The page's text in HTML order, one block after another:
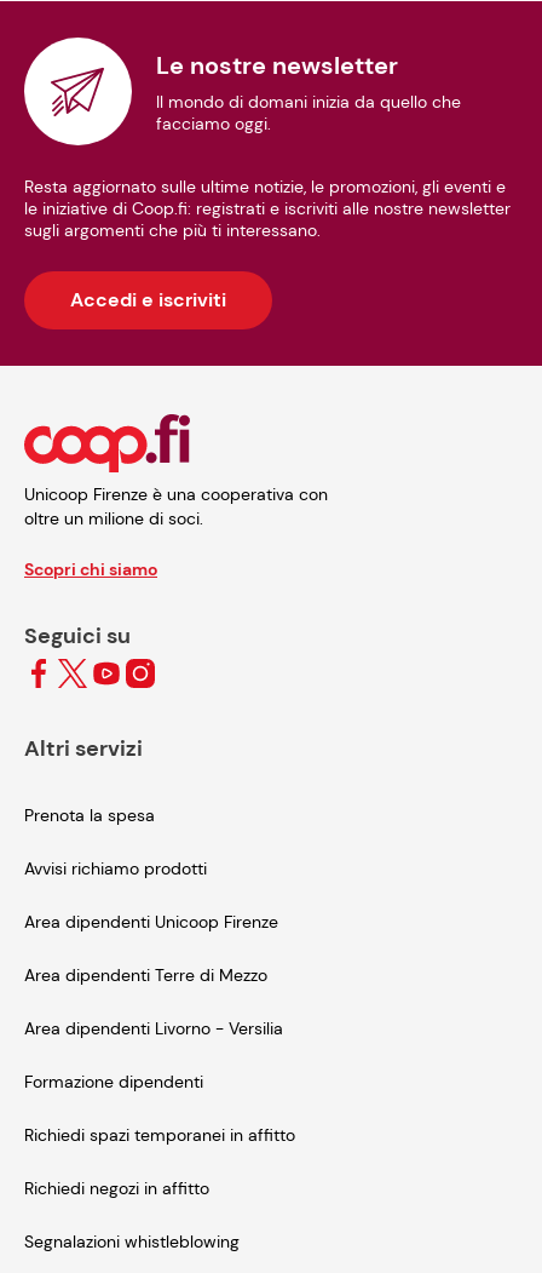
Le nostre newsletter
Il mondo di domani inizia da quello che
facciamo oggi.
Resta aggiornato sulle ultime notizie, le promozioni, gli eventi e
le iniziative di Coop.fi: registrati e iscriviti alle nostre newsletter
sugli argomenti che più ti interessano.
Accedi e iscriviti
Unicoop Firenze è una cooperativa con
oltre un milione di soci.
Scopri chi siamo
Seguici su
Altri servizi
Prenota la spesa
Avvisi richiamo prodotti
Area dipendenti Unicoop Firenze
Area dipendenti Terre di Mezzo
Area dipendenti Livorno - Versilia
Formazione dipendenti
Richiedi spazi temporanei in affitto
Richiedi negozi in affitto
Segnalazioni whistleblowing